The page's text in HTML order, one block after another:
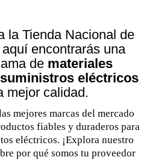
la Tienda Nacional de
encontrarás una
de materiales
suministros eléctricos
mejor calidad.
mejores marcas del mercado
fiables y duraderos para
eléctricos. ¡Explora nuestro
por qué somos tu proveedor